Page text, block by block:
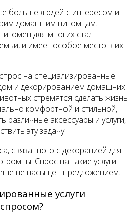
больше людей с интересом и
домашним питомцам.
для многих стал
и имеет особое место в их
на специализированные
и декорированием домашних
стремятся сделать жизнь
комфортной и стильной,
различные аксессуары и услуги,
эту задачу.
связанного с декорацией для
Спрос на такие услуги
не насыщен предложением.
услуги